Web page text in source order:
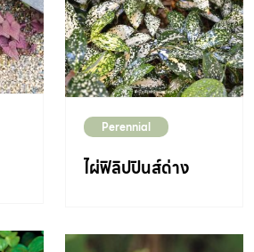
Perennial
ไผ่ฟิลิปปินส์ด่าง